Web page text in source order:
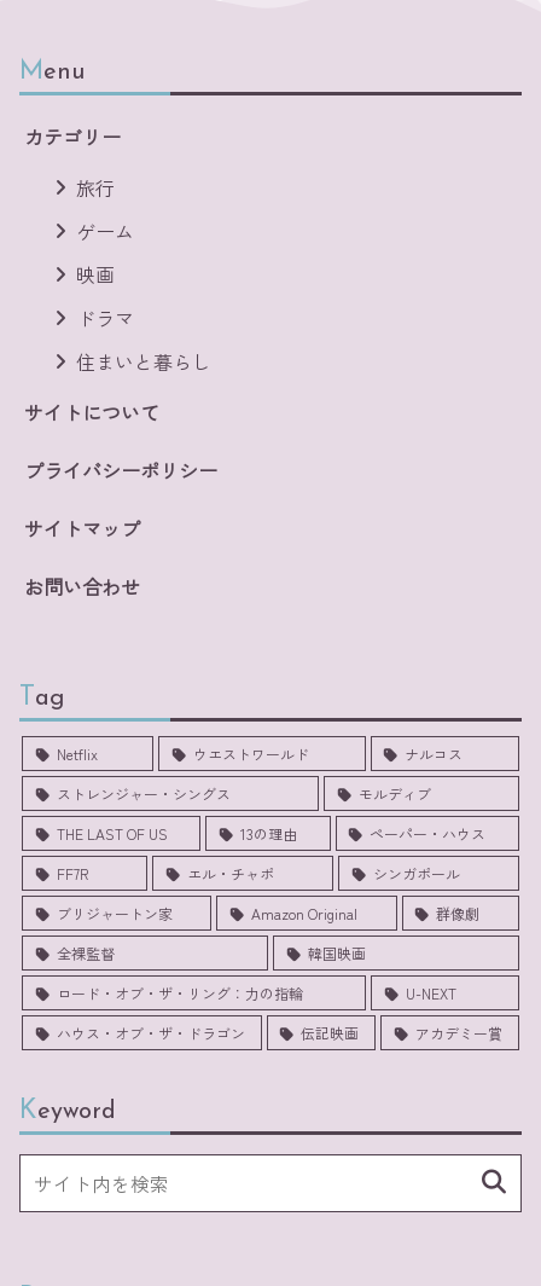
Menu
カテゴリー
旅行
ゲーム
映画
ドラマ
住まいと暮らし
サイトについて
プライバシーポリシー
サイトマップ
お問い合わせ
Tag
Netflix ウエストワールド
ナルコス
ストレンジャー・シングス
モルディブ
THE LAST OF US
13の理由
ペーパー・ハウス
FF7R
エル・チャポ
シンガポール
ブリジャートン家
Amazon Original
群像劇
全裸監督
韓国映画
ロード・オブ・ザ・リング：力の指輪
U-NEXT
ハウス・オブ・ザ・ドラゴン
伝記映画 アカデミー賞
Keyword